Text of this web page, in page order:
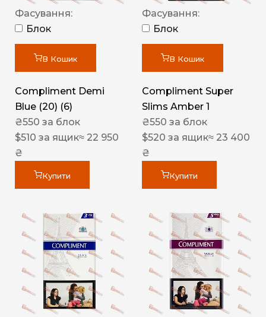
Фасування:
Блок
В Кошик
Compliment Demi
Blue (20) (6)
₴550 за блок
$510 за ящик≈ 22 950
₴
Купити
Фасування:
Блок
В Кошик
Compliment Super
Slims Amber 1
₴550 за блок
$520 за ящик≈ 23 400
₴
Купити